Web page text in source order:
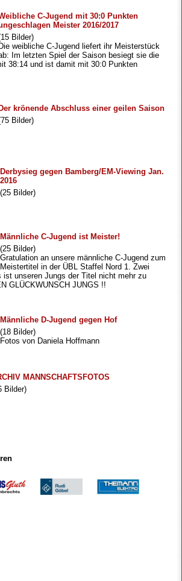
C-Jugend mit 30:0 Punkten
Meister 2016/2017
Bilder)
Die weibliche C-Jugend liefert ihr Meisterstück
Im letzten Spiel der Saison besiegt sie die
38:14 und ist damit mit 30:0 Punkten
Der krönende Abschluss einer geilen Saison
Bilder)
Derbysieg gegen Bamberg/EM-Viewing Jan.
2016
(25 Bilder)
Männliche C-Jugend ist Meister!
(25 Bilder)
Gratulation an unsere männliche C-Jugend zum
Meistertitel in der ÜBL Staffel Nord 1. Zwei
ist unseren Jungs der Titel nicht mehr zu
GLÜCKWUNSCH JUNGS !!
Männliche D-Jugend gegen Hof
(18 Bilder)
Fotos von Daniela Hoffmann
MANNSCHAFTSFOTOS
Bilder)